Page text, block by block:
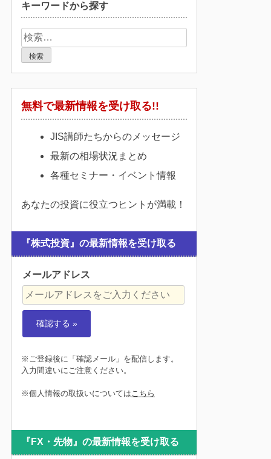
キーワードから探す
検
索:
無料で最新情報を受け取る!!
JIS講師たちからのメッセージ
最新の相場状況まとめ
各種セミナー・イベント情報
あなたの投資に役立つヒントが満載！
『株式投資』の最新情報を受け取る
メールアドレス
※ご登録後に「確認メール」を配信します。
入力間違いにご注意ください。
※個人情報の取扱いについては こちら
『FX・先物』の最新情報を受け取る